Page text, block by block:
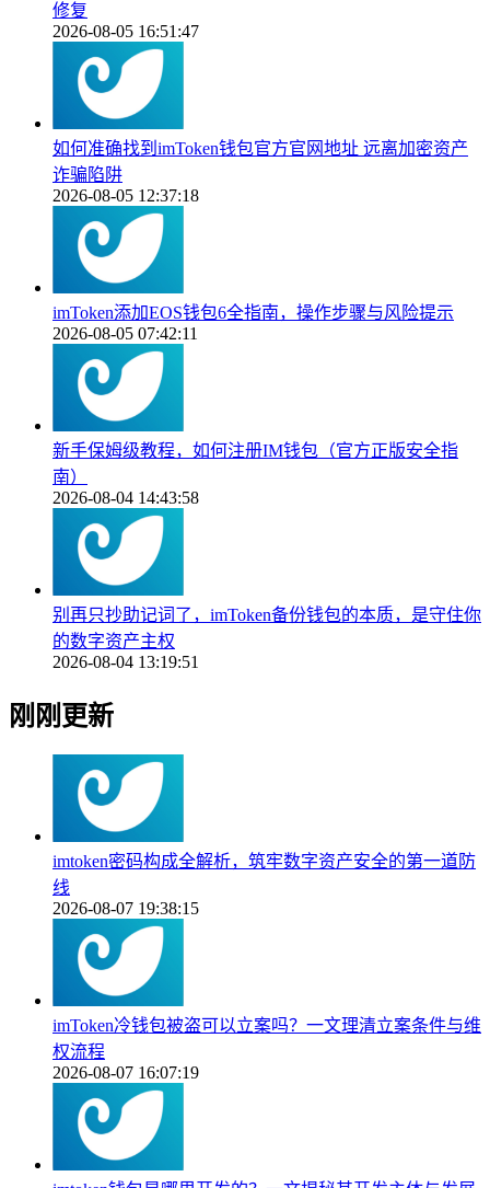
修复
2026-08-05 16:51:47
如何准确找到imToken钱包官方官网地址 远离加密资产
诈骗陷阱
2026-08-05 12:37:18
imToken添加EOS钱包6全指南，操作步骤与风险提示
2026-08-05 07:42:11
新手保姆级教程，如何注册IM钱包（官方正版安全指
南）
2026-08-04 14:43:58
别再只抄助记词了，imToken备份钱包的本质，是守住你
的数字资产主权
2026-08-04 13:19:51
刚刚更新
imtoken密码构成全解析，筑牢数字资产安全的第一道防
线
2026-08-07 19:38:15
imToken冷钱包被盗可以立案吗？一文理清立案条件与维
权流程
2026-08-07 16:07:19